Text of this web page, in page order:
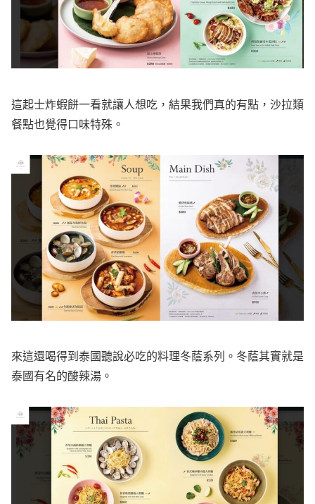
這起士炸蝦餅一看就讓人想吃，結果我們真的有點，沙拉類
餐點也覺得口味特殊。
來這還喝得到泰國聽說必吃的料理冬蔭系列。冬蔭其實就是
泰國有名的酸辣湯。